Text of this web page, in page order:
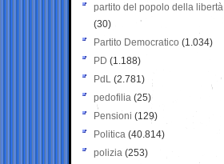
partito del popolo della libertà
(30)
Partito Democratico (1.034)
PD (1.188)
PdL (2.781)
pedofilia (25)
Pensioni (129)
Politica (40.814)
polizia (253)